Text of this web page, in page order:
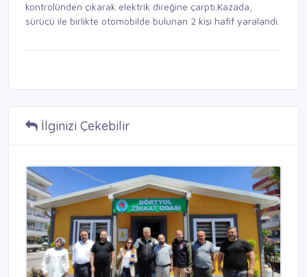
kontrolünden çıkarak elektrik direğine çarptı.Kazada,
sürücü ile birlikte otomobilde bulunan 2 kişi hafif yaralandı.
İlginizi Çekebilir